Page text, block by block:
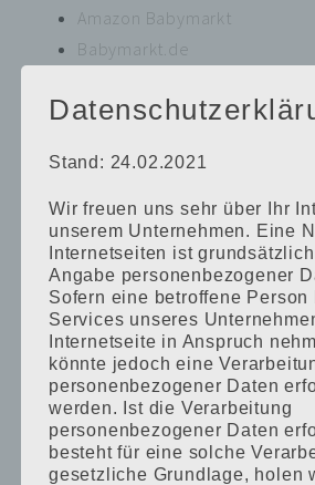
Amazon Babymarkt
Babymarkt.de
mytoys.de
You’ll Also
Lieblings-
Luis „Little
Playmobil
Adventskalender –
oder Fluch?
Weihnachts-
Schnäppchen bei
Stand: 24.02.2021
Wir freuen uns sehr über Ihr
unserem Unternehmen. Eine
Internetseiten ist
Angabe personenbezogener
Sofern eine betroffene Person
Services unseres
Internetseite in Anspruch
könnte jedoch eine
personenbezogener Daten
werden. Ist die Verarbeitung
personenbezogener Daten
besteht für eine solche
gesetzliche Grundlage, holen